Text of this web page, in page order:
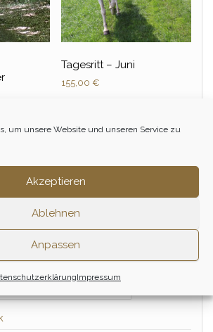
um unsere Website und unseren Service zu
Akzeptieren
Ablehnen
Anpassen
Impressum
Tagesritt – Juni
155,00 €
& REISEBERICHTE